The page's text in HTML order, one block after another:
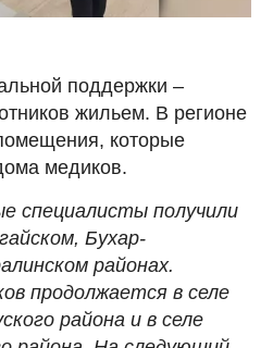
поддержки –
жильем. В регионе
которые
медиков.
специалисты получили
Бухар-
районах.
продолжается в селе
района и в селе